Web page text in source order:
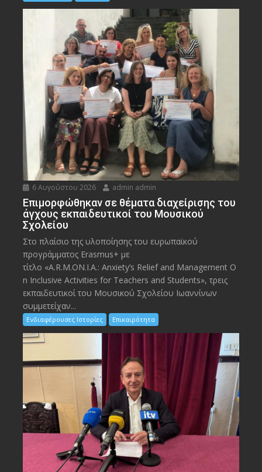
6 Αυγούστου 2026 admin admin
Eπιμορφώθηκαν σε θέματα διαχείρισης του
άγχους εκπαιδευτικοί του Μουσικού
Σχολείου
Στο πλαίσιο της υλοποίησης του ευρωπαϊκού
προγράμματος Erasmus+ με
τίτλο «A.R.M.ON.I.A.: Anxiety’s Relief and Management O
n Inclusive Activities for Teachers and Students», τρεις
εκπαιδευτικοί του Μουσικού Σχολείου Ιωαννίνων
συμμετείχαν...
Ενδιαφέρουσες Ιστορίες Επικαιρότητα